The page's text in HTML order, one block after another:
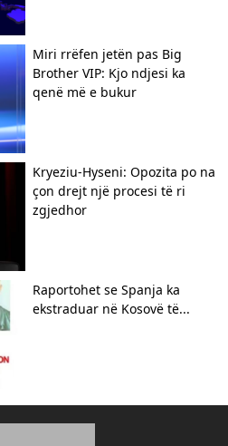
Miri rrëfen jetën pas Big
Brother VIP: Kjo ndjesi ka
qenë më e bukur
Kryeziu-Hyseni: Opozita po na
çon drejt një procesi të ri
zgjedhor
Raportohet se Spanja ka
ekstraduar në Kosovë të...